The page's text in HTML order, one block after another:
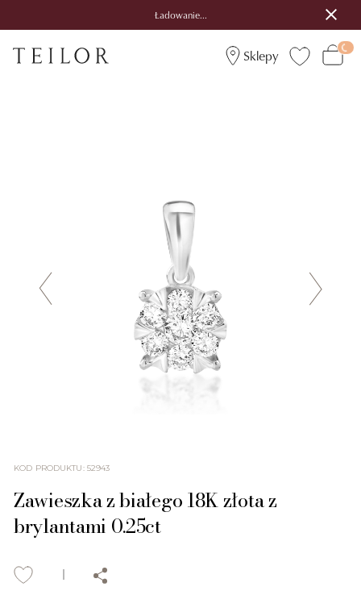
Ładowanie...
Sklepy
KOD PRODUKTU: 52943
Zawieszka z białego 18K złota z
brylantami 0.25ct